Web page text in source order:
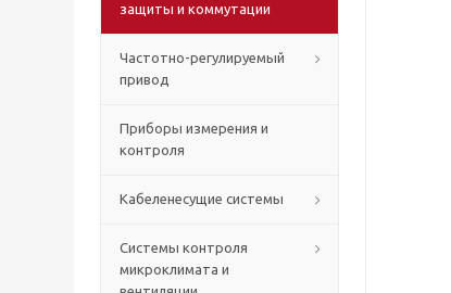
защиты и коммутации
Частотно-регулируемый
привод
Приборы измерения и
контроля
Кабеленесущие системы
Системы контроля
микроклимата и